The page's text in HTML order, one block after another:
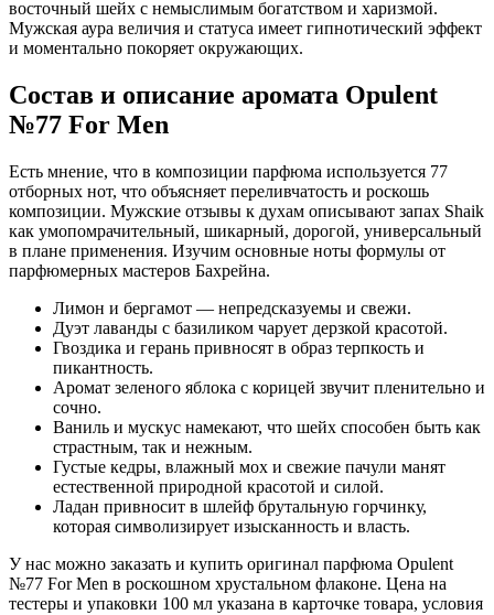
восточный шейх с немыслимым богатством и харизмой.
Мужская аура величия и статуса имеет гипнотический эффект
и моментально покоряет окружающих.
Состав и описание аромата Opulent
№77 For Men
Есть мнение, что в композиции парфюма используется 77
отборных нот, что объясняет переливчатость и роскошь
композиции. Мужские отзывы к духам описывают запах Shaik
как умопомрачительный, шикарный, дорогой, универсальный
в плане применения. Изучим основные ноты формулы от
парфюмерных мастеров Бахрейна.
Лимон и бергамот — непредсказуемы и свежи.
Дуэт лаванды с базиликом чарует дерзкой красотой.
Гвоздика и герань привносят в образ терпкость и
пикантность.
Аромат зеленого яблока с корицей звучит пленительно и
сочно.
Ваниль и мускус намекают, что шейх способен быть как
страстным, так и нежным.
Густые кедры, влажный мох и свежие пачули манят
естественной природной красотой и силой.
Ладан привносит в шлейф брутальную горчинку,
которая символизирует изысканность и власть.
У нас можно заказать и купить оригинал парфюма Opulent
№77 For Men в роскошном хрустальном флаконе. Цена на
тестеры и упаковки 100 мл указана в карточке товара, условия